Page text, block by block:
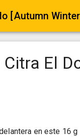
El
en este 16 g